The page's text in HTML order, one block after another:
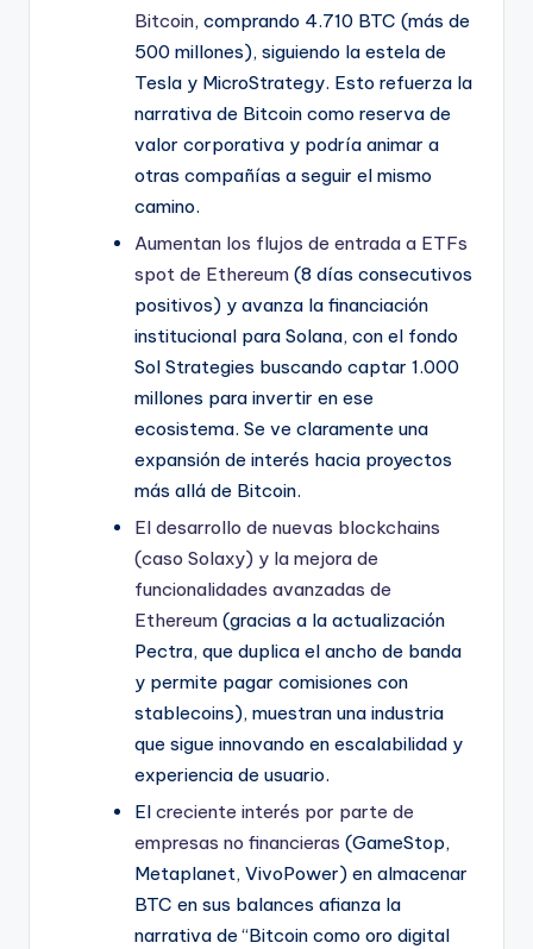
Bitcoin, comprando 4.710 BTC (más de
500 millones), siguiendo la estela de
Tesla y MicroStrategy. Esto refuerza la
narrativa de Bitcoin como reserva de
valor corporativa y podría animar a
otras compañías a seguir el mismo
camino.
Aumentan los flujos de entrada a ETFs
spot de Ethereum (8 días consecutivos
positivos) y avanza la financiación
institucional para Solana, con el fondo
Sol Strategies buscando captar 1.000
millones para invertir en ese
ecosistema. Se ve claramente una
expansión de interés hacia proyectos
más allá de Bitcoin.
El desarrollo de nuevas blockchains
(caso Solaxy) y la mejora de
funcionalidades avanzadas de
Ethereum (gracias a la actualización
Pectra, que duplica el ancho de banda
y permite pagar comisiones con
stablecoins), muestran una industria
que sigue innovando en escalabilidad y
experiencia de usuario.
El creciente interés por parte de
empresas no financieras (GameStop,
Metaplanet, VivoPower) en almacenar
BTC en sus balances afianza la
narrativa de “Bitcoin como oro digital